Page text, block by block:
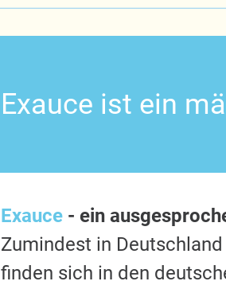
Exauce ist ein
Exauce - ein
Zumindest in
finden sich in den